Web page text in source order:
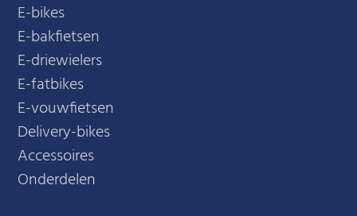
E-bikes
E-bakfietsen
E-driewielers
E-fatbikes
E-vouwfietsen
Delivery-bikes
Accessoires
Onderdelen